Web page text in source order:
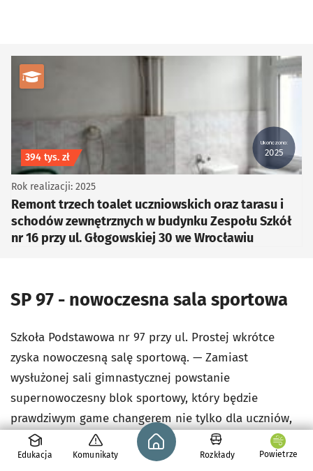
kategoria Edukacja i kultura
Ukończono:
2025
Koszt inwestycji
394 tys. zł
Remont trzech toalet uczniowskich oraz tarasu i
schodów zewnętrznych w budynku Zespołu Szkół
nr 16 przy ul. Głogowskiej 30 we Wrocławiu
Rok realizacji: 2025
SP 97 - nowoczesna sala sportowa
Szkoła Podstawowa nr 97 przy ul. Prostej wkrótce
zyska nowoczesną salę sportową. — Zamiast
wysłużonej sali gimnastycznej powstanie
supernowoczesny blok sportowy, który będzie
prawdziwym game changerem nie tylko dla uczniów,
ale i dla całej okolicy - zapowiada ZIM.
Edukacja Komunikaty
Strona główna - wroclaw.pl
Rozkłady Powietrze